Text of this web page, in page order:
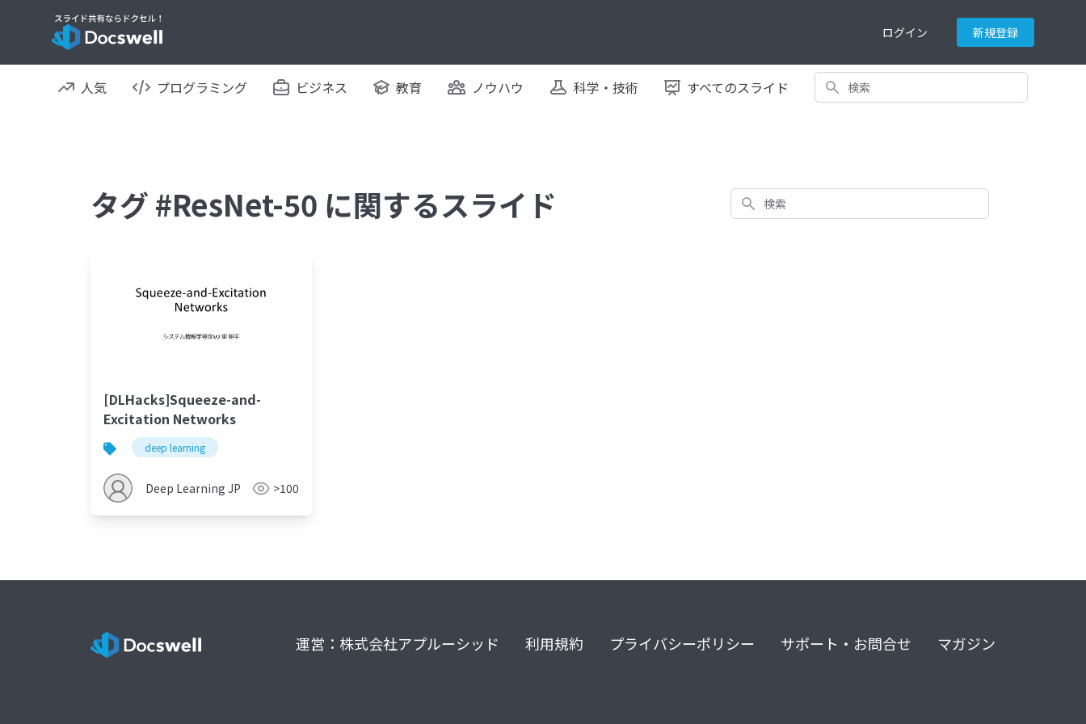
ログイン 新規登録
人気 プログラミング ビジネス 教育 ノウハウ 科学・技術 すべてのスライド 検索
タグ #ResNet-50 に関するスライド 検索
[DLHacks]Squeeze-and-
Excitation Networks
deep learning
Deep Learning JP >100
運営：株式会社アプルーシッド 利用規約 プライバシーポリシー サポート・お問合せ マガジン